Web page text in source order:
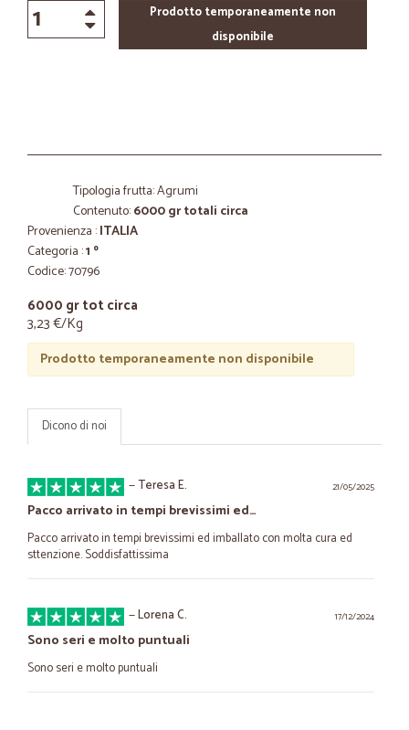
Prodotto temporaneamente non
disponibile
Tipologia frutta: Agrumi
Contenuto:6000 gr totali circa
Provenienza :ITALIA
Categoria :1 º
Codice: 70796
6000 gr tot circa
3,23 €/Kg
Prodotto temporaneamente non disponibile
Dicono di noi
21/05/2025
—Teresa E.
Pacco arrivato in tempi brevissimi ed…
Pacco arrivato in tempi brevissimi ed imballato con molta cura ed
sttenzione. Soddisfattissima
17/12/2024
—Lorena C.
Sono seri e molto puntuali
Sono seri e molto puntuali